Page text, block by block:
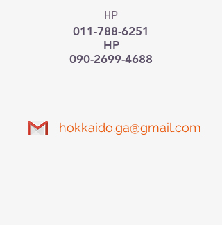
HP
011-788-6251
HP
090-2699-4688
hokkaido.ga@gmail.com